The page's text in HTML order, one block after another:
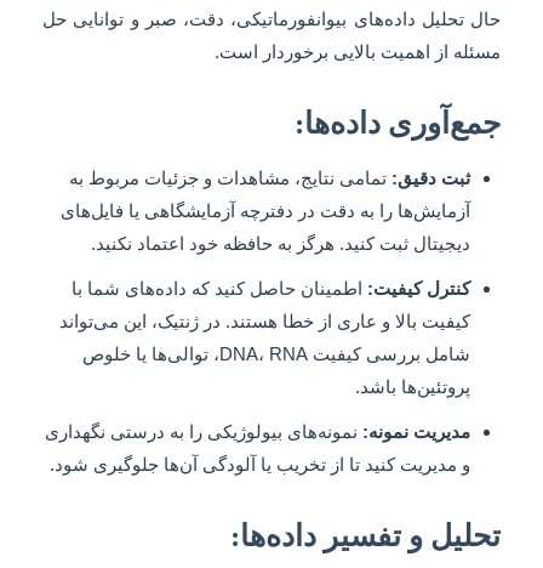
حال تحلیل داده‌های بیوانفورماتیکی، دقت، صبر و توانایی حل
مسئله از اهمیت بالایی برخوردار است.
جمع‌آوری داده‌ها:
ثبت دقیق: تمامی نتایج، مشاهدات و جزئیات مربوط به
آزمایش‌ها را به دقت در دفترچه آزمایشگاهی یا فایل‌های
دیجیتال ثبت کنید. هرگز به حافظه خود اعتماد نکنید.
کنترل کیفیت: اطمینان حاصل کنید که داده‌های شما با
کیفیت بالا و عاری از خطا هستند. در ژنتیک، این می‌تواند
شامل بررسی کیفیت DNA، RNA، توالی‌ها یا خلوص
پروتئین‌ها باشد.
مدیریت نمونه: نمونه‌های بیولوژیکی را به درستی نگهداری
و مدیریت کنید تا از تخریب یا آلودگی آن‌ها جلوگیری شود.
تحلیل و تفسیر داده‌ها: